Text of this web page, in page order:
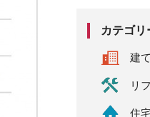
カテゴリ
建
リ
住